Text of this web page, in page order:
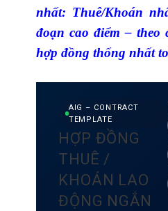
nhất: Thuê/Khoán
đoạn cao điểm – theo
hợp đồng thống nhất
AIG – CONTRACT
TEMPLATE
HỢP ĐỒNG
THUÊ /
KHOÁN LAO
ĐỘNG NGẮN